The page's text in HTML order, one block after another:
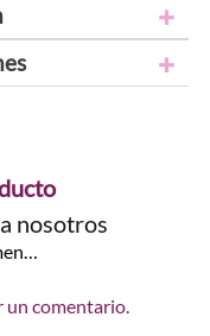
nosotros
un comentario.